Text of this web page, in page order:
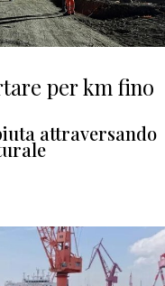
per km fino
attraversando